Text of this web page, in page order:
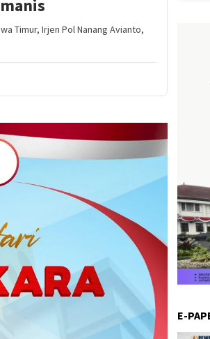
Timur, Irjen Pol Nanang Avianto,
E-